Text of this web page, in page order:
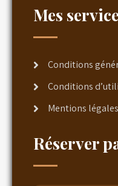
Mes
Conditions
Conditions
Mentions légales
Réserver